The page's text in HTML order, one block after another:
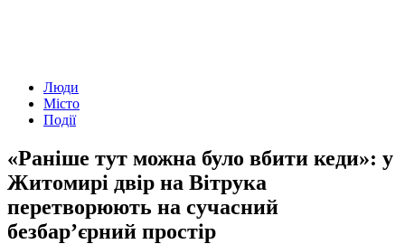
Люди
Місто
Події
«Раніше тут можна було вбити кеди»: у
Житомирі двір на Вітрука
перетворюють на сучасний
безбар’єрний простір